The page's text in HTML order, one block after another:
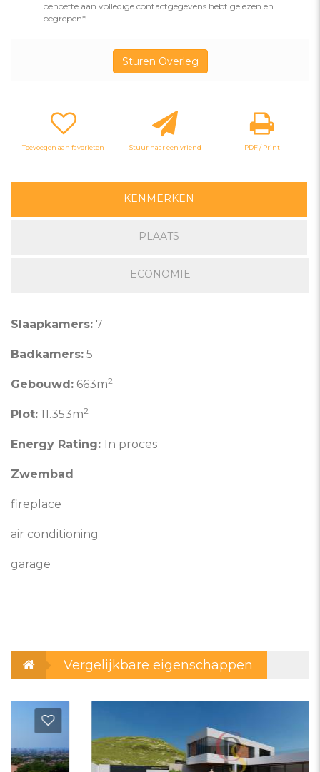
behoefte aan volledige contactgegevens hebt gelezen en
begrepen*
Toevoegen aan favorieten Stuur naar een vriend PDF / Print
KENMERKEN
PLAATS
ECONOMIE
Slaapkamers: 7
Badkamers: 5
Gebouwd: 663m2
Plot: 11.353m2
Energy Rating: In proces
Zwembad
fireplace
air conditioning
garage
Vergelijkbare eigenschappen
aan favorieten